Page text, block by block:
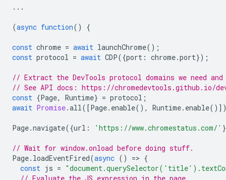
...
(async function() {
const chrome = await launchChrome();
const protocol = await CDP({port : chrome.port});
// Extract the DevTools protocol domains we need and
// See API docs: https://chromedevtools.github.io/
const {Page, Runtime} = protocol ;
await Promise.all([Page. enable(), Runtime. enable
Page.navigate({url : 'https://www.chromestatus.com/'
// Wait for window.onload before doing stuff.
Page. loadEventFired(async () => {
const js =